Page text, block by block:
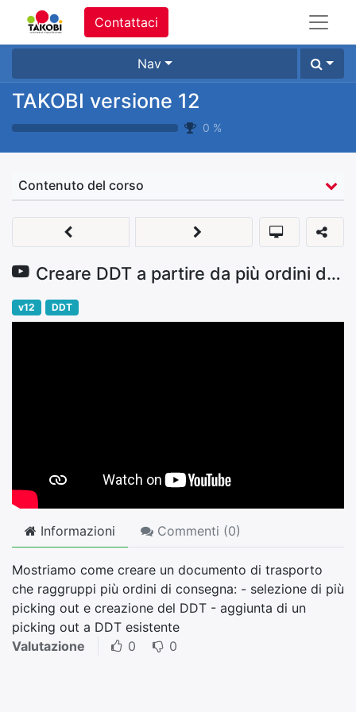
Contattaci
Nav
TAKOBI versione 12
0 %
Contenuto del corso
Creare DDT a partire da più ordini di consegna
v12 DDT
Informazioni Commenti (0)
Mostriamo come creare un documento di trasporto
che raggruppi più ordini di consegna: - selezione di più
picking out e creazione del DDT - aggiunta di un
picking out a DDT esistente
Valutazione
0 0